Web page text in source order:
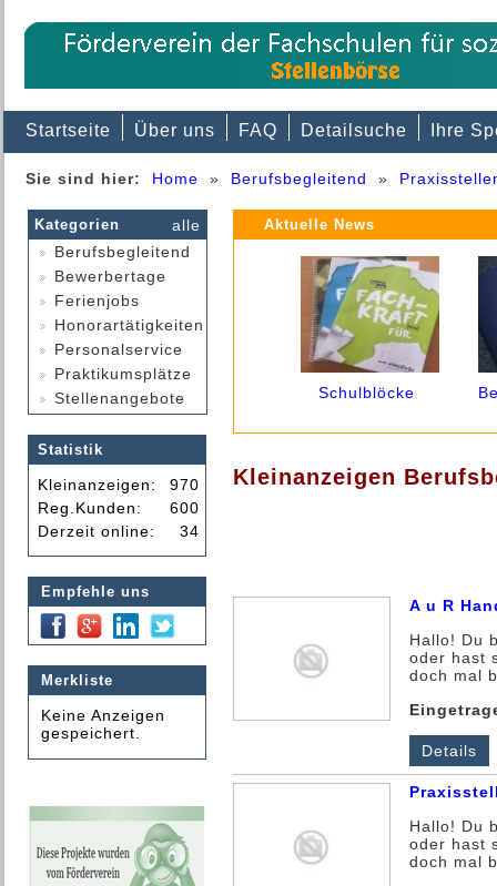
Startseite Über uns FAQ Detailsuche Ihre
Sie sind hier: Home » Berufsbegleitend »
Kategorien
alle
Berufsbegleitend
Bewerbertage
Ferienjobs
Honorartätigkeiten
Personalservice
Praktikumsplätze
Stellenangebote
Statistik
Kleinanzeigen:
970
Reg.Kunden:
600
Derzeit online:
34
Empfehle uns
Merkliste
Keine Anzeigen
gespeichert.
Aktuelle News
Schulblöcke
Kleinanzeigen
A u R
Hallo! Du
oder hast
doch mal
Details
Hallo! Du
oder hast
doch mal